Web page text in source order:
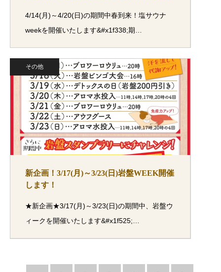
4/14(月)～4/20(日)の期間中春到来！塩サウナ
weekを開催いたします&#x1f338;期…
その他
新企画！3/17(月)～3/23(日)岩盤WEEK開催
します！
★新企画★3/17(月)～3/23(日)の期間中、岩盤ウ
ィークを開催いたします&#x1f525;…